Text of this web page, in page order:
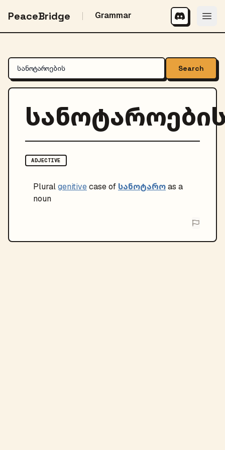
PeaceBridge Grammar
Search
ADJECTIVE
Pluralgenitivecase of სანოტაროas a
noun